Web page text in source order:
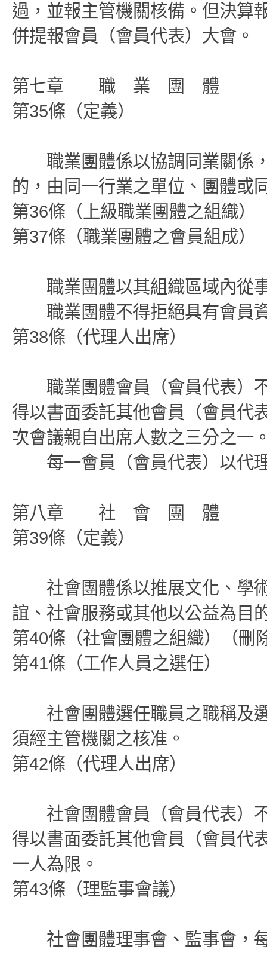
過，並報主管機關核備。但決算
併提報會員（會員代表）大會。
第七章 職 業 團 體
第35條（定義）
職業團體係以協調同業關係，
的，由同一行業之單位、團體或
第36條（上級職業團體之組織）
第37條（職業團體之會員組成）
職業團體以其組織區域內從
職業團體不得拒絕具有會員
第38條（代理人出席）
職業團體會員（會員代表）不
得以書面委託其他會員（會員代
次會議親自出席人數之三分之一
每一會員（會員代表）以代
第八章 社 會 團 體
第39條（定義）
社會團體係以推展文化、學術
誼、社會服務或其他以公益為目
第40條（社會團體之組織）（刪
第41條（工作人員之選任）
社會團體選任職員之職稱及選
須經主管機關之核准。
第42條（代理人出席）
社會團體會員（會員代表）不
得以書面委託其他會員（會員代
一人為限。
第43條（理監事會議）
社會團體理事會、監事會，